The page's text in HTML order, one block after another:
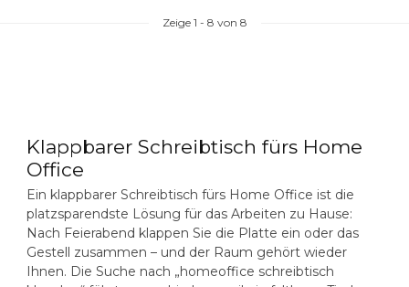
Zeige 1 - 8 von 8
Klappbarer Schreibtisch fürs Home
Office
Ein klappbarer Schreibtisch fürs Home Office ist die
platzsparendste Lösung für das Arbeiten zu Hause:
Nach Feierabend klappen Sie die Platte ein oder das
Gestell zusammen – und der Raum gehört wieder
Ihnen. Die Suche nach „homeoffice schreibtisch